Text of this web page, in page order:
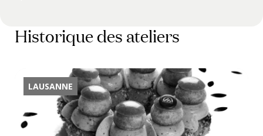
Historique des ateliers
LAUSANNE